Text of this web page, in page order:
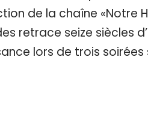
de la chaîne «Notre
retrace seize siècles
lors de trois